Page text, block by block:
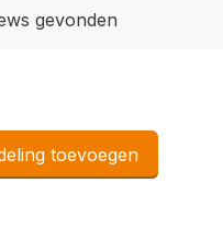
gevonden
toevoegen